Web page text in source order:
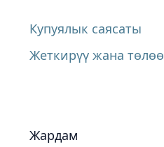
Купуялык саясаты
Жеткирүү жана төлөө
Жардам